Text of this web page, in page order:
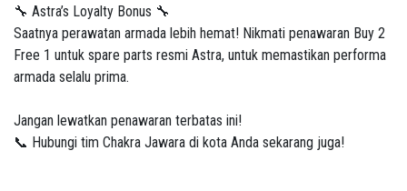
🔧 Astra’s Loyalty Bonus 🔧
Saatnya perawatan armada lebih hemat! Nikmati penawaran Buy 2
Free 1 untuk spare parts resmi Astra, untuk memastikan performa
armada selalu prima.
Jangan lewatkan penawaran terbatas ini!
📞 Hubungi tim Chakra Jawara di kota Anda sekarang juga!